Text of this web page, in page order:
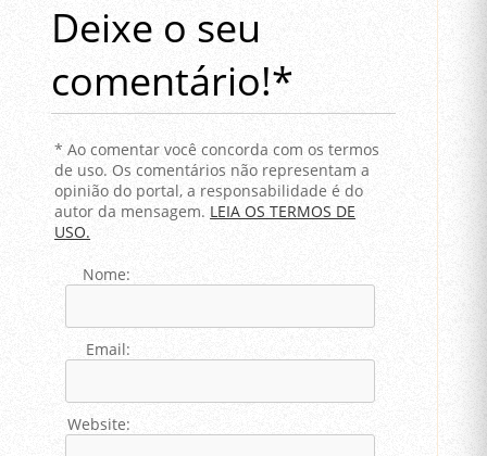
Deixe o seu
comentário!*
* Ao comentar você concorda com os termos
de uso. Os comentários não representam a
opinião do portal, a responsabilidade é do
autor da mensagem. LEIA OS TERMOS DE
USO.
Nome:
Email:
Website: